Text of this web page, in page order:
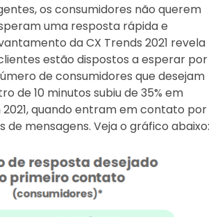
os consumidores não querem
uma resposta rápida e
da CX Trends 2021 revela
estão dispostos a esperar por
de consumidores que desejam
de 10 minutos subiu de 35% em
2021, quando entram em contato por
de mensagens. Veja o gráfico abaixo: